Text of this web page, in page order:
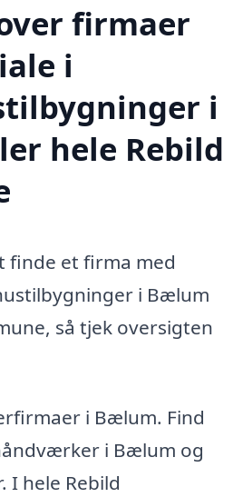
firmaer
i
i
hele Rebild
finde et firma med
i Bælum
så tjek oversigten
i Bælum. Find
i Bælum og
I hele Rebild